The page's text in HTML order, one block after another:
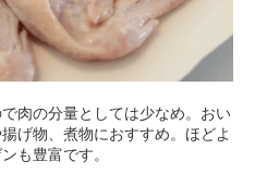
肉の分量としては少なめ。おい
げ物、煮物におすすめ。ほどよ
も豊富です。